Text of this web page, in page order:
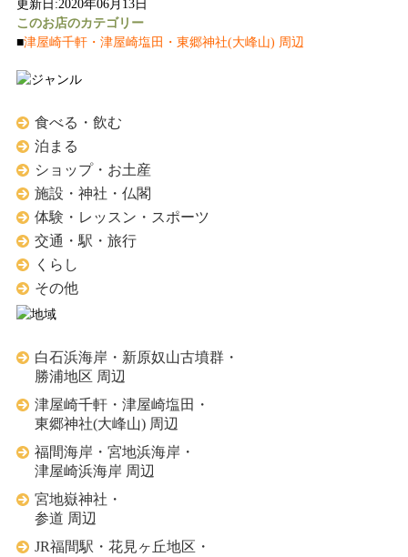
更新日:2020年06月13日
このお店のカテゴリー
■津屋崎千軒・津屋崎塩田・東郷神社(大峰山) 周辺
食べる・飲む
泊まる
ショップ・お土産
施設・神社・仏閣
体験・レッスン・スポーツ
交通・駅・旅行
くらし
その他
白石浜海岸・新原奴山古墳群・
勝浦地区 周辺
津屋崎千軒・津屋崎塩田・
東郷神社(大峰山) 周辺
福間海岸・宮地浜海岸・
津屋崎浜海岸 周辺
宮地嶽神社・
参道 周辺
JR福間駅・花見ヶ丘地区・